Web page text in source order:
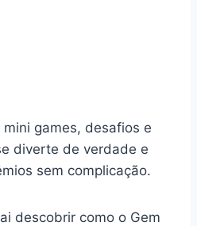
games, desafios e
diverte de verdade e
sem complicação.
descobrir como o Gem